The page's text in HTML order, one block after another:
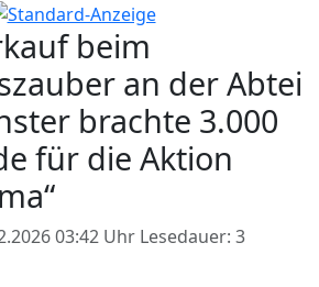
beim
an der Abtei
brachte 3.000
für die Aktion
03:42 Uhr Lesedauer: 3